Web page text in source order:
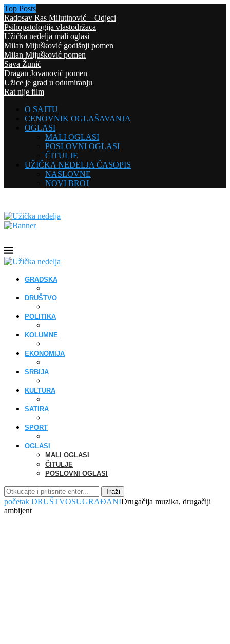
Top Posts
Radosav Ras Milutinović – Odjeci
Psihopatologija vlastodržaca
Užička nedelja mali oglasi
Milan Mijušković godišnji pomen
Milan Mijušković pomen
Sava Žunić
Dragan Jovanović pomen
Užice je grad u odumiranju
Rat nije film
O SAJTU
CENOVNIK OGLAŠAVANJA
OGLASI
MALI OGLASI
POSLOVNI OGLASI
ČITULJE
UŽIČKA NEDELJA ČASOPIS
NASLOVNE
NOVI BROJ
GRADSKA
DRUŠTVO
POLITIKA
KOLUMNE
EKONOMIJA
SRBIJA
KULTURA
SATIRA
SPORT
OGLASI
MALI OGLASI
ČITULJE
POSLOVNI OGLASI
Traži
početak DRUŠTVOSUGRAĐANIDrugačija muzika, drugačiji
ambijent